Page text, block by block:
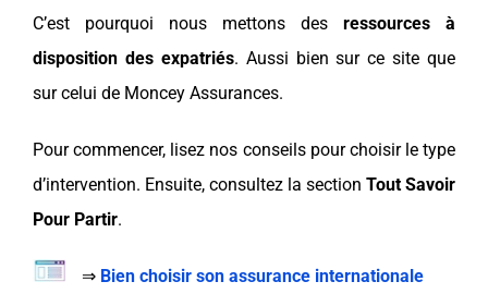
C’est pourquoi nous mettons des ressources à
disposition des expatriés. Aussi bien sur ce site que
sur celui de Moncey Assurances.
Pour commencer, lisez nos conseils pourchoisirle type
d’intervention. Ensuite, consultez la section Tout Savoir
Pour Partir.
⇒ Bien choisir son assurance internationale